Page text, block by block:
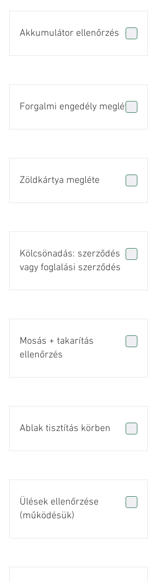
Akkumulátor ellenőrzés
Forgalmi engedély megléte
Zöldkártya megléte
Kölcsönadás: szerződés
vagy foglalási szerződés
Mosás + takarítás
ellenőrzés
Ablak tisztítás körben
Ülések ellenőrzése
(működésük)